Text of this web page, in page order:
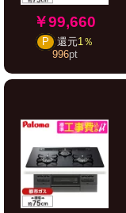
￥99,660
P 還元1％
996pt